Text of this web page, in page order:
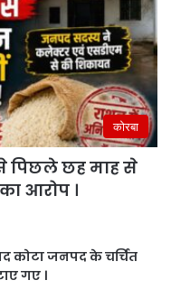
कोरबा
पिछले छह माह से
आरोप ।
कोटा जनपद के चर्चित
गए ।